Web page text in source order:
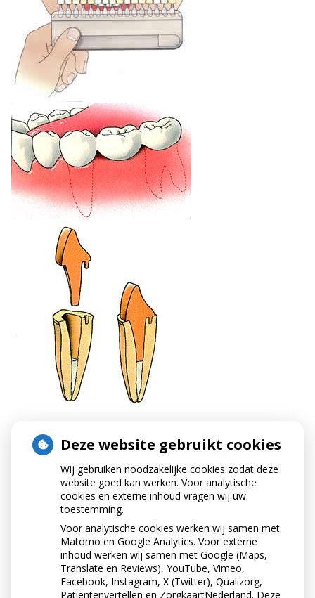
Deze website gebruikt cookies
Wij gebruiken noodzakelijke cookies zodat deze
website goed kan werken. Voor analytische
cookies en externe inhoud vragen wij uw
toestemming.
Voor analytische cookies werken wij samen met
Matomo en Google Analytics. Voor externe
inhoud werken wij samen met Google (Maps,
Translate en Reviews), YouTube, Vimeo,
Facebook, Instagram, X (Twitter), Qualizorg,
Patiëntenvertellen en ZorgkaartNederland. Deze